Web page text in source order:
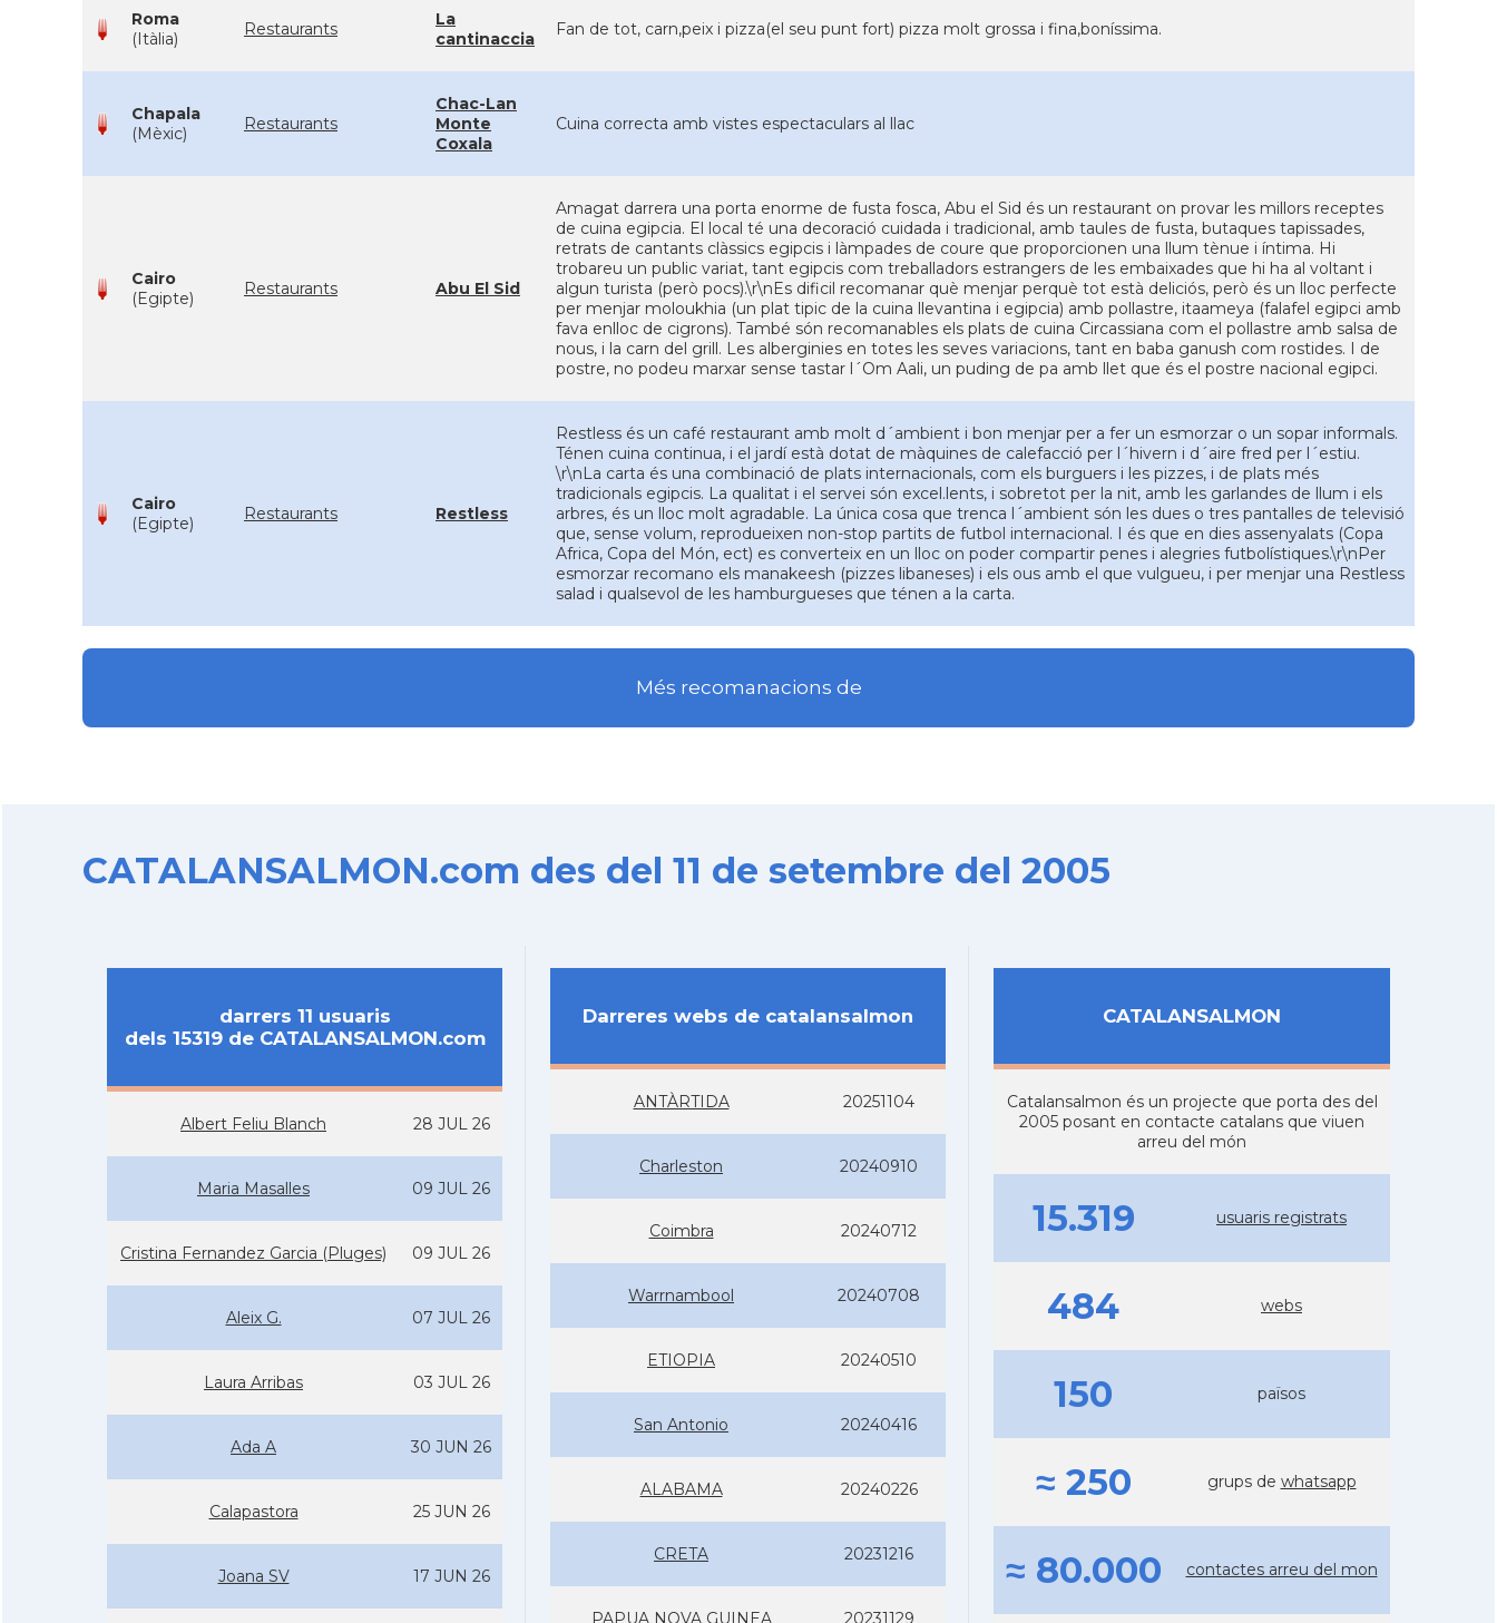
Roma
(Itàlia)
Restaurants
La
cantinaccia
Fan de tot, carn,peix i pizza(el seu punt fort) pizza molt grossa i fina,boníssima.
Chapala
(Mèxic)
Restaurants
Chac-Lan
Monte
Coxala
Cuina correcta amb vistes espectaculars al llac
Cairo
(Egipte)
Restaurants Abu El Sid
Amagat darrera una porta enorme de fusta fosca, Abu el Sid és un restaurant on provar les millors receptes
de cuina egipcia. El local té una decoració cuidada i tradicional, amb taules de fusta, butaques tapissades,
retrats de cantants clàssics egipcis i làmpades de coure que proporcionen una llum tènue i íntima. Hi
trobareu un public variat, tant egipcis com treballadors estrangers de les embaixades que hi ha al voltant i
algun turista (però pocs).\r\nEs dificil recomanar què menjar perquè tot està deliciós, però és un lloc perfecte
per menjar moloukhia (un plat tipic de la cuina llevantina i egipcia) amb pollastre, itaameya (falafel egipci amb
fava enlloc de cigrons). També són recomanables els plats de cuina Circassiana com el pollastre amb salsa de
nous, i la carn del grill. Les alberginies en totes les seves variacions, tant en baba ganush com rostides. I de
postre, no podeu marxar sense tastar l´Om Aali, un puding de pa amb llet que és el postre nacional egipci.
Cairo
(Egipte)
Restaurants Restless
Restless és un café restaurant amb molt d´ambient i bon menjar per a fer un esmorzar o un sopar informals.
Ténen cuina continua, i el jardí està dotat de màquines de calefacció per l´hivern i d´aire fred per l´estiu.
\r\nLa carta és una combinació de plats internacionals, com els burguers i les pizzes, i de plats més
tradicionals egipcis. La qualitat i el servei són excel.lents, i sobretot per la nit, amb les garlandes de llum i els
arbres, és un lloc molt agradable. La única cosa que trenca l´ambient són les dues o tres pantalles de televisió
que, sense volum, reprodueixen non-stop partits de futbol internacional. I és que en dies assenyalats (Copa
Africa, Copa del Món, ect) es converteix en un lloc on poder compartir penes i alegries futbolístiques.\r\nPer
esmorzar recomano els manakeesh (pizzes libaneses) i els ous amb el que vulgueu, i per menjar una Restless
salad i qualsevol de les hamburgueses que ténen a la carta.
Més recomanacions de
CATALANSALMON.com des del 11 de setembre del 2005
darrers 11 usuaris
dels 15319 de CATALANSALMON.com
Albert Feliu Blanch 28 JUL 26
Maria Masalles 09 JUL 26
Cristina Fernandez Garcia (Pluges) 09 JUL 26
Aleix G. 07 JUL 26
Laura Arribas 03 JUL 26
Ada A 30 JUN 26
Calapastora 25 JUN 26
Joana SV 17 JUN 26
Darreres webs de catalansalmon
ANTÀRTIDA 20251104
Charleston 20240910
Coimbra 20240712
Warrnambool 20240708
ETIOPIA 20240510
San Antonio 20240416
ALABAMA 20240226
CRETA 20231216
PAPUA NOVA GUINEA 20231129
CATALANSALMON
Catalansalmon és un projecte que porta des del
2005 posant en contacte catalans que viuen
arreu del món
15.319 usuaris registrats
484 webs
150 països
≈ 250 grups de whatsapp
≈ 80.000 contactes arreu del mon